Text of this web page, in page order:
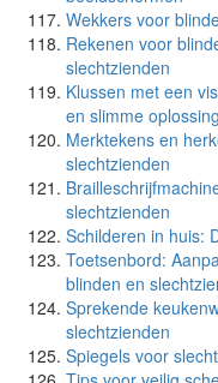
Wekkers voor
Rekenen voor
slechtzienden
Klussen met een
en slimme
Merktekens en
slechtzienden
slechtzienden
Schilderen in huis:
Toetsenbord:
blinden en
Sprekende
slechtzienden
Spiegels voor